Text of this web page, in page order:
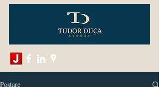
Postare